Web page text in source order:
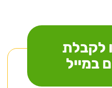
לקבלת
במייל